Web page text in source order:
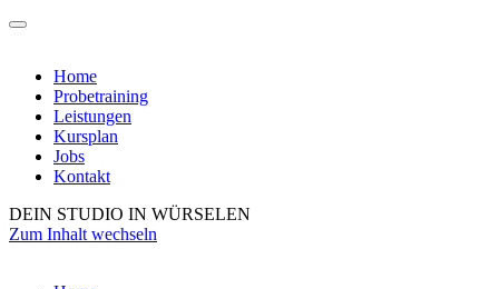
Home
Probetraining
Leistungen
Kursplan
Jobs
Kontakt
DEIN STUDIO IN WÜRSELEN
Zum Inhalt wechseln